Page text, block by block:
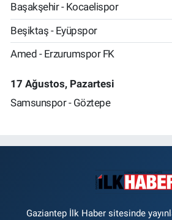
Başakşehir - Kocaelispor
Beşiktaş - Eyüpspor
Amed - Erzurumspor FK
17 Ağustos, Pazartesi
Samsunspor - Göztepe
Gaziantep İlk Haber sitesinde